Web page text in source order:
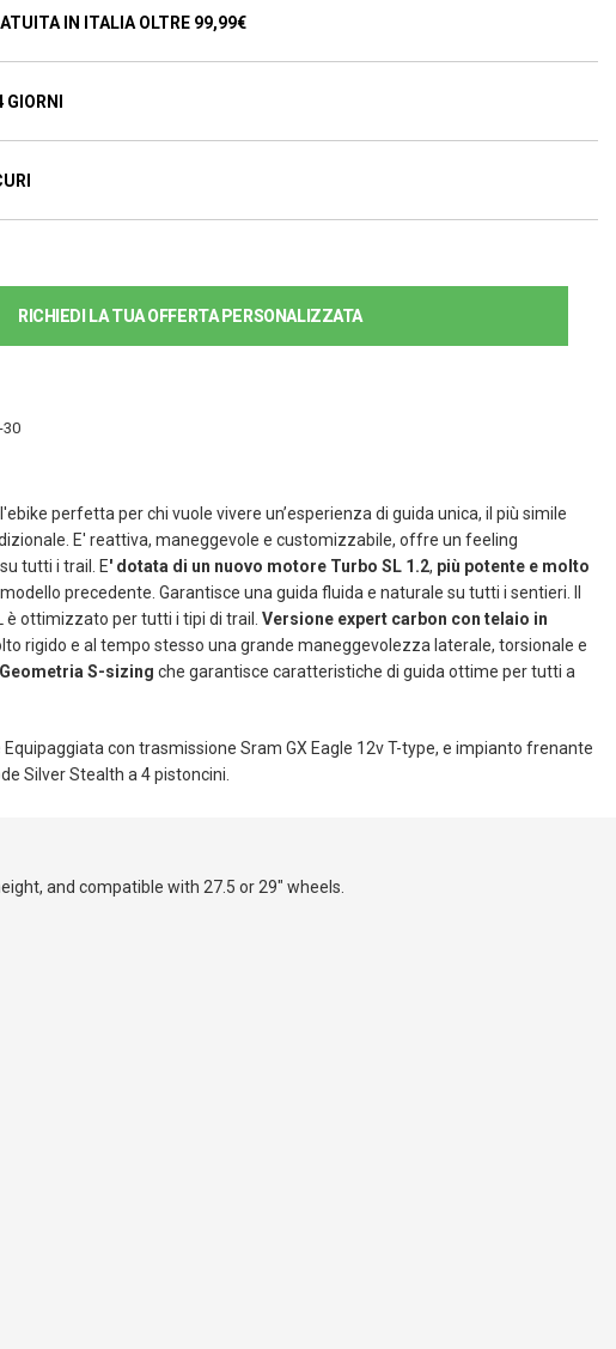
IN ITALIA OLTRE 99,99€
RICHIEDI LA TUA OFFERTA PERSONALIZZATA
30
perfetta per chi vuole vivere un’esperienza di guida unica, il più simile
E' reattiva, maneggevole e customizzabile, offre un feeling
tutti i trail. E' dotata di un nuovo motore Turbo SL 1.2, più potente e molto
precedente. Garantisce una guida fluida e naturale su tutti i sentieri. Il
è ottimizzato per tutti i tipi di trail. Versione expert carbon con telaio in
rigido e al tempo stesso una grande maneggevolezza laterale, torsionale e
Geometria S-sizing che garantisce caratteristiche di guida ottime per tutti a
Equipaggiata con trasmissione Sram GX Eagle 12v T-type, e impianto frenante
Silver Stealth a 4 pistoncini.
and compatible with 27.5 or 29" wheels.